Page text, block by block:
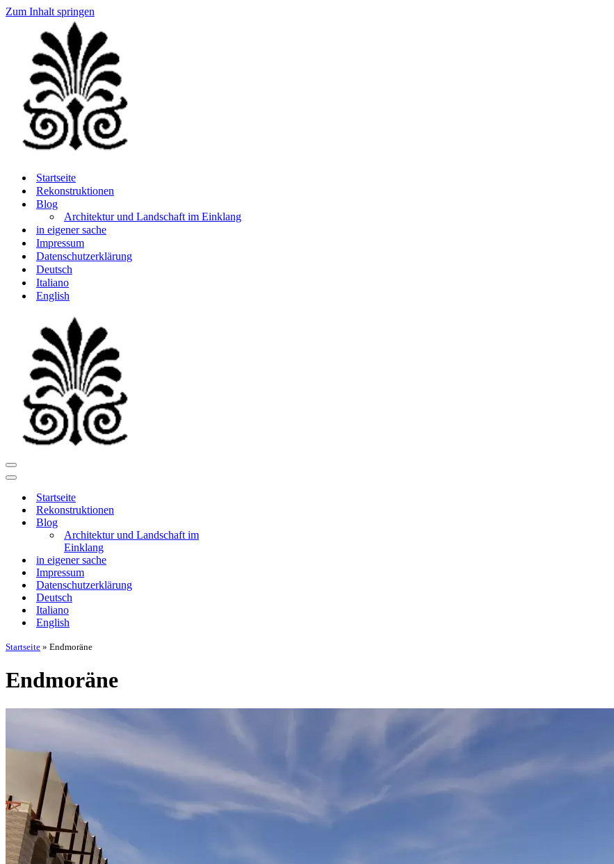
Zum Inhalt springen
Startseite
Rekonstruktionen
Blog
Architektur und Landschaft im Einklang
in eigener sache
Impressum
Datenschutzerklärung
Deutsch
Italiano
English
Navigationsmenü
Navigationsmenü
Startseite
Rekonstruktionen
Blog
Architektur und Landschaft im
Einklang
in eigener sache
Impressum
Datenschutzerklärung
Deutsch
Italiano
English
Startseite » Endmoräne
Endmoräne